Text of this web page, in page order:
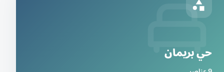
حي بريمان